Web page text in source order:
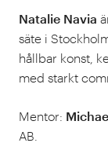
Natalie Navia
säte i
hållbar konst,
med starkt
Mentor:
AB.